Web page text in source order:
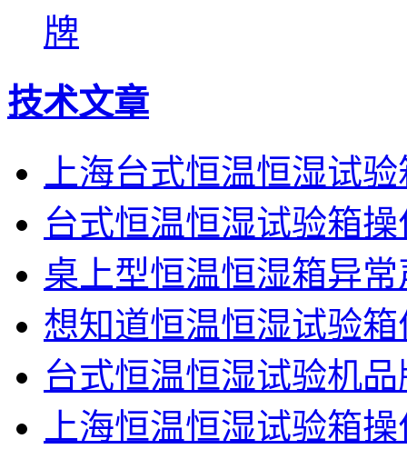
牌
技术文章
上海台式恒温恒湿试
台式恒温恒湿试验箱
桌上型恒温恒湿箱异
想知道恒温恒湿试验
台式恒温恒湿试验机
上海恒温恒湿试验箱